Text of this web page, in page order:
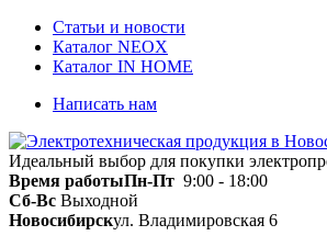
Статьи и новости
Каталог NEOX
Каталог IN HOME
Написать нам
Идеальный выбор для покупки
Время работыПн-Пт 9:00 - 18:00
Сб-Вс Выходной
Новосибирскул. Владимировская 6